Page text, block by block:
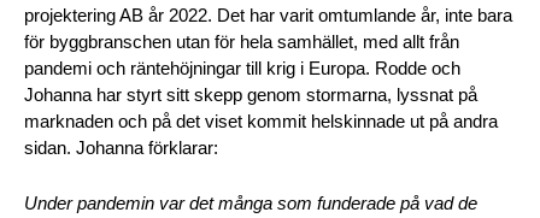
projektering AB år 2022. Det har varit omtumlande år, inte bara
för byggbranschen utan för hela samhället, med allt från
pandemi och räntehöjningar till krig i Europa. Rodde och
Johanna har styrt sitt skepp genom stormarna, lyssnat på
marknaden och på det viset kommit helskinnade ut på andra
sidan. Johanna förklarar:
Under pandemin var det många som funderade på vad de